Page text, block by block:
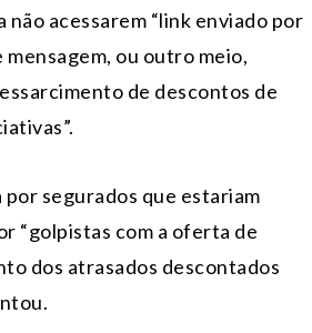
não acessarem “link enviado por
ou outro meio,
de descontos de
segurados que estariam
“golpistas com a oferta de
dos atrasados descontados